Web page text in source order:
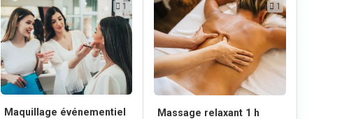
1
Maquillage événementiel
1
Massage relaxant 1 h